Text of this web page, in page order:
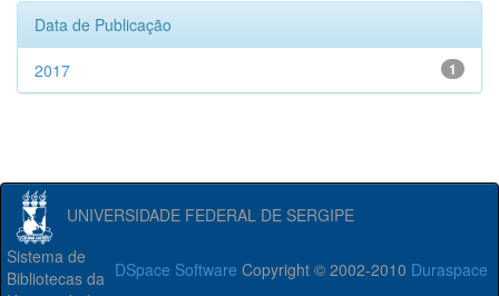
Data de Publicação
1
2017
UNIVERSIDADE FEDERAL DE SERGIPE
DSpace Software Copyright © 2002-2010 Duraspace
Sistema de
Bibliotecas da